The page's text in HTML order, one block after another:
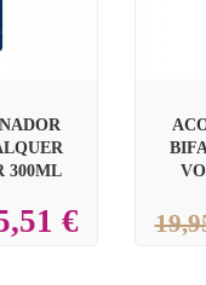
300ML
€